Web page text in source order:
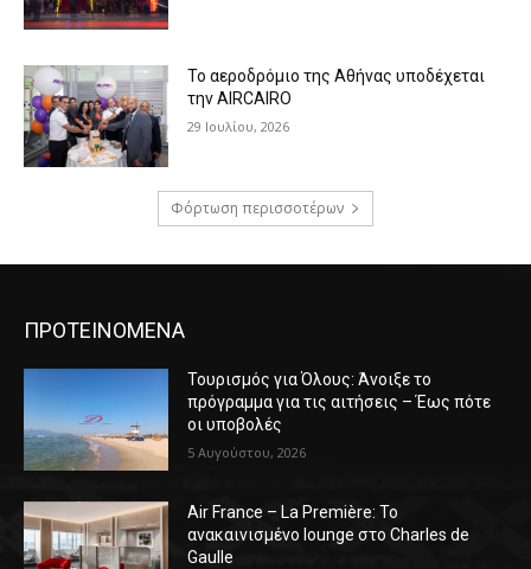
Το αεροδρόμιο της Αθήνας υποδέχεται
την AIRCAIRO
29 Ιουλίου, 2026
Φόρτωση περισσοτέρων
ΠΡΟΤΕΙΝΟΜΕΝΑ
Τουρισμός για Όλους: Άνοιξε το
πρόγραμμα για τις αιτήσεις – Έως πότε
οι υποβολές
5 Αυγούστου, 2026
Air France – La Première: Το
ανακαινισμένο lounge στο Charles de
Gaulle